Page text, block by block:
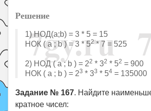
Решение
1) НОД(a;b) = 3 * 5 = 15
НОК ( a ; b ) = 3 * 52* 7 = 525
2) НОД ( a ; b ) = 22 * 32 * 52 = 900
НОК ( a ; b ) = 23 * 33 * 54 = 135000
Задание № 167. Найдите
кратное чисел: